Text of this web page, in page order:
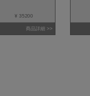
¥ 35200
商品詳細 >>